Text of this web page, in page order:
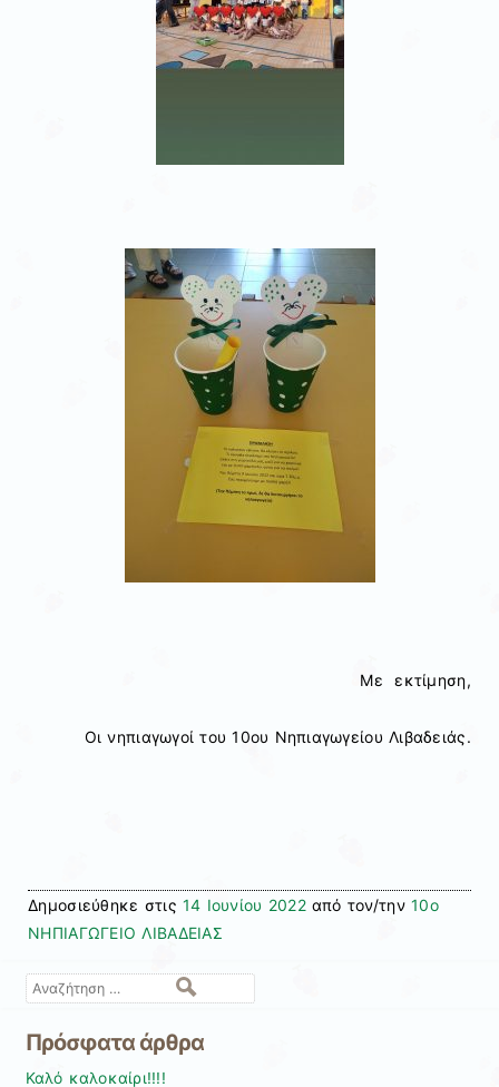
Με εκτίμηση,
Οι νηπιαγωγοί του 10ου Νηπιαγωγείου Λιβαδειάς.
Δημοσιεύθηκε στις 14 Ιουνίου 2022από τον/την 10ο
ΝΗΠΙΑΓΩΓΕΙΟ ΛΙΒΑΔΕΙΑΣ
Αναζήτηση
Πρόσφατα άρθρα
Καλό καλοκαίρι!!!!